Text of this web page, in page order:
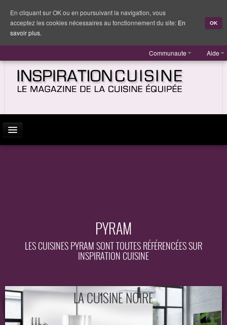
Communaute Aide
PYRAM
LES CUISINES PYRAM SONT TOUTES RÉFÉRENCÉES SUR
INSPIRATION CUISINE
LA CUISINE NOIRE
En cliquant sur OK ou en poursuivant la navigation, vous
acceptez les cookies nécessaires au fonctionnement du site: En
savoir plus.
OK